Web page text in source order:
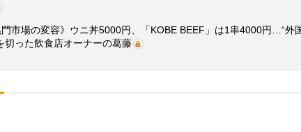
門市場の変容》ウニ丼5000円、「KOBE BEEF」は1串4000円…“外
切った飲食店オーナーの葛藤